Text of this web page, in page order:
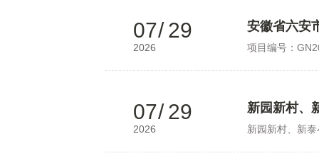
07/ 29
2026
安徽省六安
项目编号：
07/ 29
2026
新园新村、
新园新村、新